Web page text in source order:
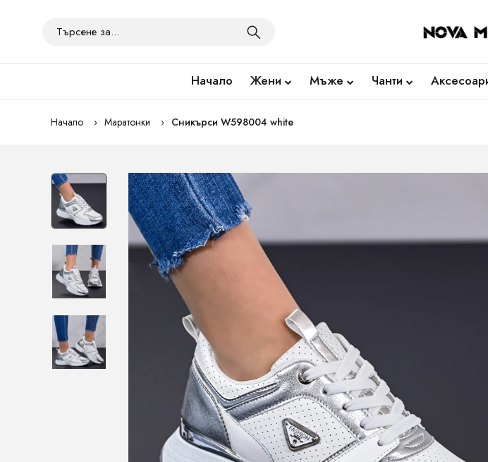
Начало Жени Мъже Чанти
Начало Маратонки Сникърси W598004 white